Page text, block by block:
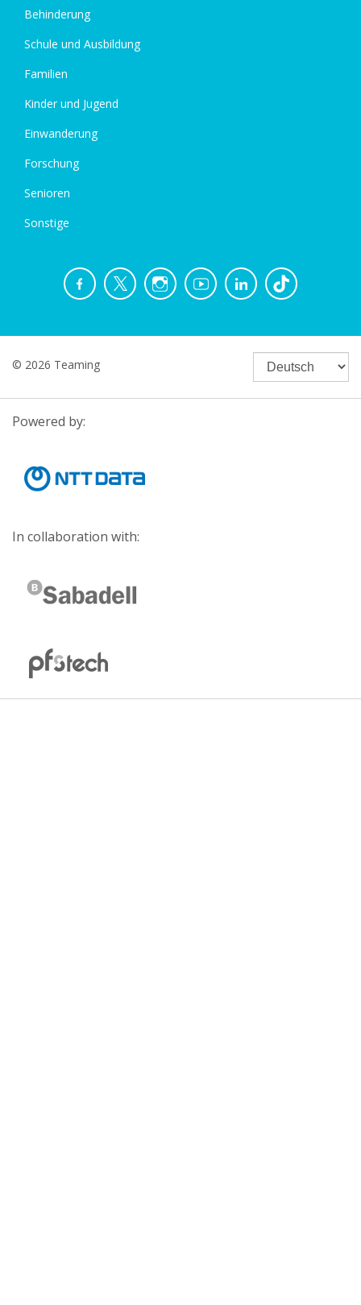
Behinderung
Schule und Ausbildung
Familien
Kinder und Jugend
Einwanderung
Forschung
Senioren
Sonstige
© 2026 Teaming
Powered by:
In collaboration with: